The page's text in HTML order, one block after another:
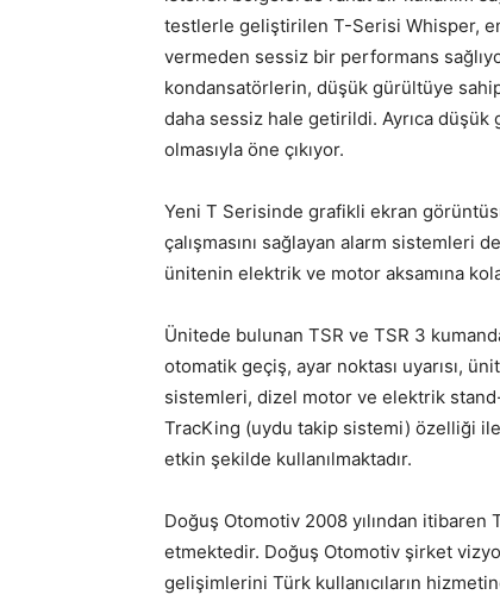
testlerle geliştirilen T-Serisi Whisper,
vermeden sessiz bir performans
kondansatörlerin, düşük gürültüye
daha sessiz hale getirildi. Ayrıca düşük
olmasıyla öne çıkıyor.
Yeni T Serisinde grafikli ekran
çalışmasını sağlayan alarm sistemleri
ünitenin elektrik ve motor aksamına
Ünitede bulunan TSR ve TSR 3
otomatik geçiş, ayar noktası uyarısı,
sistemleri, dizel motor ve elektrik
TracKing (uydu takip sistemi) özelliği
etkin şekilde kullanılmaktadır.
Doğuş Otomotiv 2008 yılından
etmektedir. Doğuş Otomotiv şirket
gelişimlerini Türk kullanıcıların